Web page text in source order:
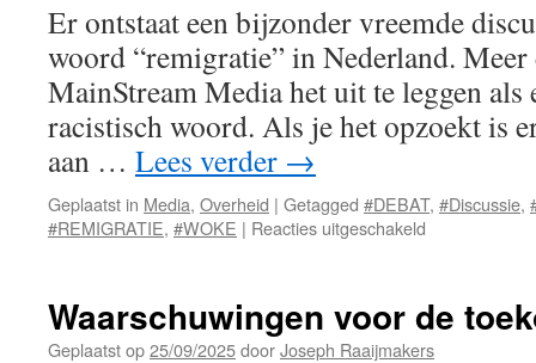
Er ontstaat een bijzonder vreemde
woord “remigratie” in Nederland.
MainStream Media het uit te leggen als
racistisch woord. Als je het opzoekt is
aan … Lees verder →
Geplaatst in Media, Overheid | Getagged #DEBAT, #Discussie,
#REMIGRATIE, #WOKE | Reacties uitgeschakeld
Waarschuwingen voor de
Geplaatst op25/09/2025doorJoseph Raaijmakers